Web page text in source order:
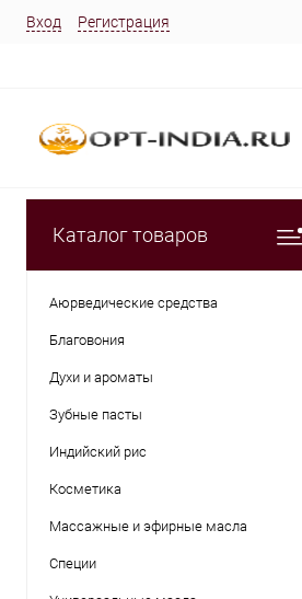
Вход Регистрация
Каталог товаров
Аюрведические средства
Благовония
Духи и ароматы
Зубные пасты
Индийский рис
Косметика
Массажные и эфирные масла
Специи